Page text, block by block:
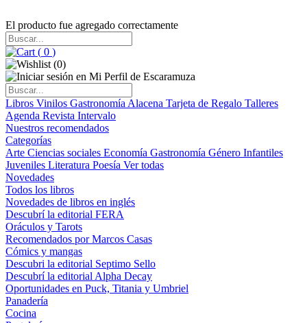
El producto fue agregado correctamente
( 0 )
(0)
Libros Vinilos Gastronomía Alacena Tarjeta de Regalo Talleres
Agenda Revista Intervalo
Nuestros recomendados
Categorías
Arte Ciencias sociales Economía Gastronomía Género Infantiles
Juveniles Literatura Poesía Ver todas
Novedades
Todos los libros
Novedades de libros en inglés
Descubrí la editorial FERA
Oráculos y Tarots
Recomendados por Marcos Casas
Cómics y mangas
Descubri la editorial Septimo Sello
Descubrí la editorial Alpha Decay
Oportunidades en Puck, Titania y Umbriel
Panadería
Cocina